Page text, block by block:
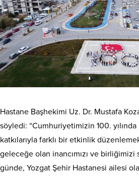
Hastane Başhekimi Uz. Dr. Mustafa
söyledi: “Cumhuriyetimizin 100.
katkılarıyla farklı bir etkinlik
geleceğe olan inancımızı ve
günde, Yozgat Şehir Hastanesi ailesi